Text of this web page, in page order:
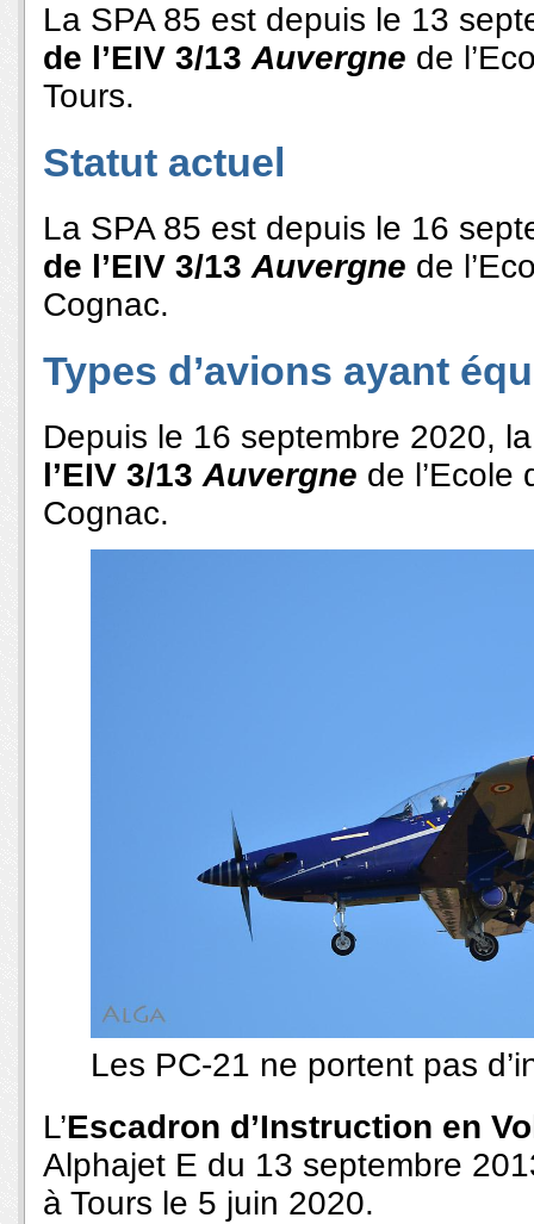
La SPA 85 est depuis le 13
de l’EIV 3/13 Auvergne de
Tours.
Statut actuel
La SPA 85 est depuis le 16
de l’EIV 3/13 Auvergne de
Cognac.
Types d’avions ayant
Depuis le 16 septembre 2020,
l’EIV 3/13 Auvergne de l’Ecole
Cognac.
Les PC-21 ne portent pas
L’Escadron d’Instruction en
Alphajet E du 13 septembre
à Tours le 5 juin 2020.